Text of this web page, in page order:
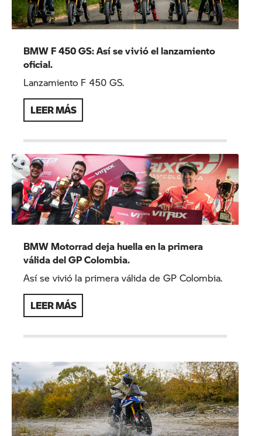
BMW F 450 GS: Así se vivió el lanzamiento
oficial.
Lanzamiento F 450 GS.
LEER MÁS
BMW Motorrad deja huella en la primera
válida del GP Colombia.
Así se vivió la primera válida de GP Colombia.
LEER MÁS